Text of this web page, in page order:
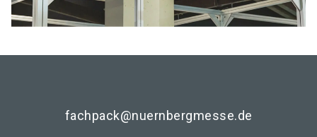
fachpack@nuernbergmesse.de